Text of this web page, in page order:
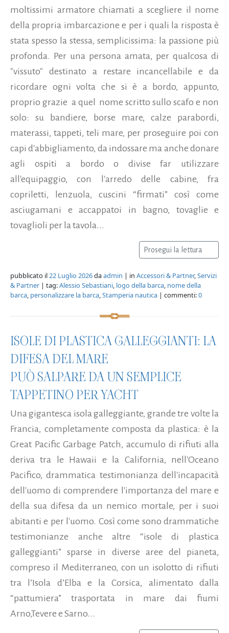
moltissimi armatore chiamati a scegliere il nome
della propria imbarcazione e per i quali la risposta è
stata spesso la stessa, semplicissima: la passione più
profonda. Per una persona amata, per qualcosa di
"vissuto" destinato a restare incancellabile e da
ricordare ogni volta che si è a bordo, appunto,
proprio grazie a quel nome scritto sullo scafo e non
solo: su bandiere, borse mare, calze parabordi,
materassi, tappeti, teli mare, per proseguire poi con
capi d'abbigliamento, da indossare ma anche donare
agli ospiti a bordo o divise far utilizzare
all'equipaggio, con l'arredo delle cabine, fra
copriletti, lenzuola, cuscini “firmati” così come
asciugamani e accappatoi in bagno, tovaglie e
tovaglioli per la tavola...
Prosegui la lettura
pubblicato il22 Luglio 2026daadmin | in Accessori & Partner,Servizi
& Partner | tag:Alessio Sebastiani, logo della barca, nome della
barca, personalizzare la barca,Stamperia nautica | commenti:0
ISOLE DI PLASTICA GALLEGGIANTI: LA
DIFESA DEL MARE
PUÒ SALPARE DA UN SEMPLICE
TAPPETINO PER YACHT
Una gigantesca isola galleggiante, grande tre volte la
Francia, completamente composta da plastica: è la
Great Pacific Garbage Patch, accumulo di rifiuti alla
deriva tra le Hawaii e la California, nell'Oceano
Pacifico, drammatica testimonianza dell'incapacità
dell'uomo di comprendere l'importanza del mare e
della sua difesa da un nemico mortale, per i suoi
abitanti e per l'uomo. Così come sono drammatiche
testimonianze anche altre “isole di plastica
galleggianti” sparse in diverse aree del pianeta,
compreso il Mediterraneo, con un isolotto di rifiuti
tra l’Isola d’Elba e la Corsica, alimentato dalla
“pattumiera” trasportata in mare dai fiumi
Arno,Tevere e Sarno...